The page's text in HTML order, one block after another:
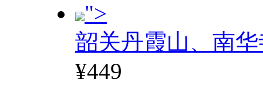
">
韶关丹霞山、南
¥449